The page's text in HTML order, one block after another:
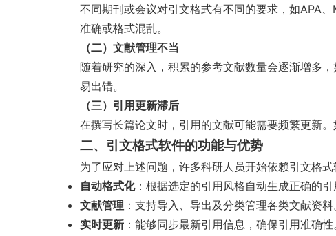
不同期刊或会议对引文格式有不同的要求，如APA
准确或格式混乱。
（二）文献管理不当
随着研究的深入，积累的参考文献数量会逐渐增多
易出错。
（三）引用更新滞后
在撰写长篇论文时，引用的文献可能需要频繁更新
二、引文格式软件的功能与优势
为了应对上述问题，许多科研人员开始依赖引文格
自动格式化：根据选定的引用风格自动生成正确的引
文献管理 ：支持导入、导出及分类管理各类文献资料
实时更新 ：能够同步最新引用信息，确保引用准确性